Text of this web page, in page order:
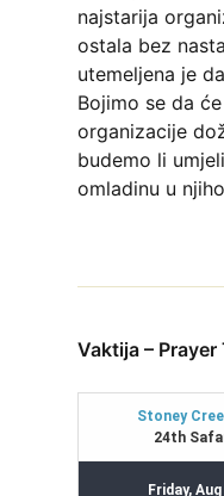
najstarija
ostala bez
utemeljena je
Bojimo se da
organizacije
budemo li
omladinu u
Vaktija – Prayer